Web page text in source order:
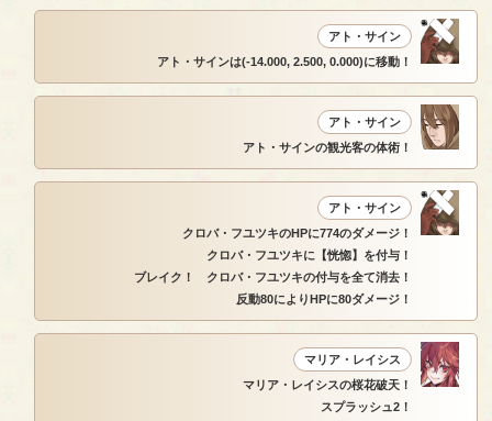
アト・サイン
アト・サインは(-14.000, 2.500, 0.000)に移動！
アト・サイン
アト・サインの観光客の体術！
アト・サイン
クロバ・フユツキのHPに774のダメージ！
クロバ・フユツキに【恍惚】を付与！
ブレイク！ クロバ・フユツキの付与を全て消去！
反動80によりHPに80ダメージ！
マリア・レイシス
マリア・レイシスの桜花破天！
スプラッシュ2！